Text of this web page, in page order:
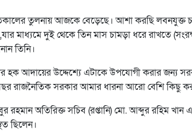
তুলনায় আজকে বেড়েছে। আশা করছি
মাধ্যমে দুই থেকে তিন মাস চামড়া ধরে রাখতে
তিনি।
হক আদায়ের উদ্দেশ্যে এটাকে উপযোগী করার জন্য
রাজনৈতিক সরকার আমার ধারনা আরো বেশি কিছু
রহমান অতিরিক্ত সচিব (রপ্তানি) মো. আব্দুর রহিম খান
ছিলেন।